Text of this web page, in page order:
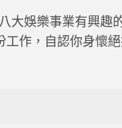
大娛樂事業有興
作，自認你身懷